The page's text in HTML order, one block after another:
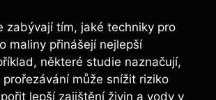
zabývají tím, jaké techniky pro
maliny ⁢přinášejí nejlepší
některé ⁢studie naznačují,
může snížit riziko
lepší zajištění živin a ‍vody v